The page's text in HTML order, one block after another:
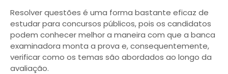
Resolver questões é uma forma bastante eficaz de
estudar para concursos públicos, pois os candidatos
podem conhecer melhor a maneira com que a banca
examinadora monta a prova e, consequentemente,
verificar como os temas são abordados ao longo da
avaliação.